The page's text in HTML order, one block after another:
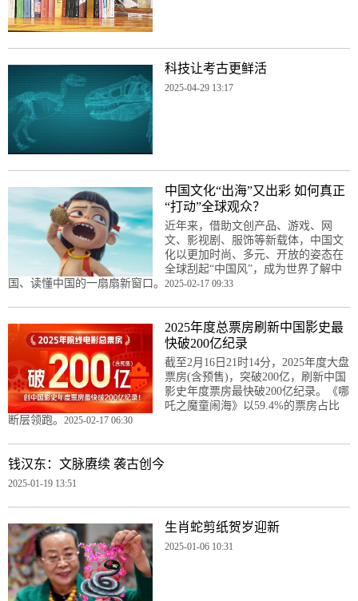
科技让考古更鲜活
2025-04-29 13:17
中国文化“出海”又出彩 如何真正
“打动”全球观众？
近年来，借助文创产品、游戏、网
文、影视剧、服饰等新载体，中国文
化以更加时尚、多元、开放的姿态在
全球刮起“中国风”，成为世界了解中
国、读懂中国的一扇扇新窗口。 2025-02-17 09:33
2025年度总票房刷新中国影史最
快破200亿纪录
截至2月16日21时14分，2025年度大盘
票房(含预售)，突破200亿，刷新中国
影史年度票房最快破200亿纪录。《哪
吒之魔童闹海》以59.4%的票房占比
断层领跑。 2025-02-17 06:30
钱汉东：文脉赓续 袭古创今
2025-01-19 13:51
生肖蛇剪纸贺岁迎新
2025-01-06 10:31